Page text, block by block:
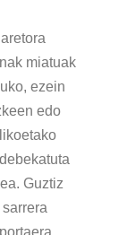
miatuak
ezein
edo
Guztiz